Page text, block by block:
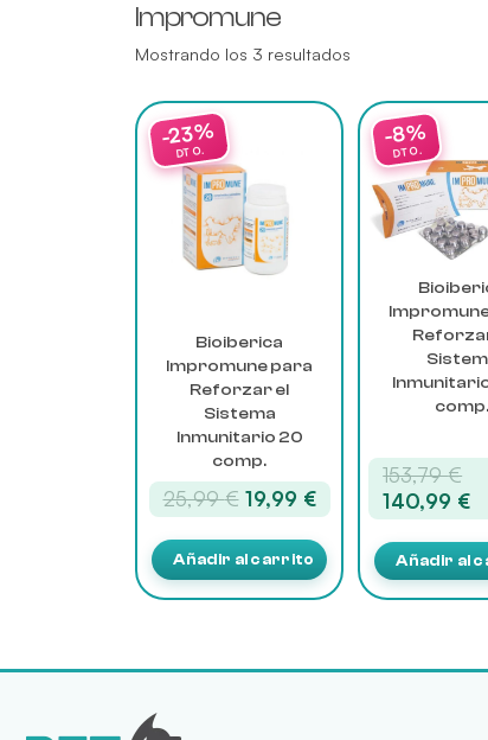
Impromune
Mostrando los 3 resultados
Bioiberica
Impromune para
Reforzar el
Sistema
Inmunitario 20
comp.
25,99€ El
precio
original
era:
25,99 €.
19,99 €El
precio
actual
es:
19,99 €.
Añadir al carrito
comp.
153,79€El
140,99 €El
Añadir al